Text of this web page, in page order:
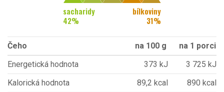
sacharidy
42%
bílkoviny
31%
Čeho na 100 g
na 1 porci
Energetická hodnota
373 kJ
3 725 kJ
Kalorická hodnota
89,2 kcal
890 kcal